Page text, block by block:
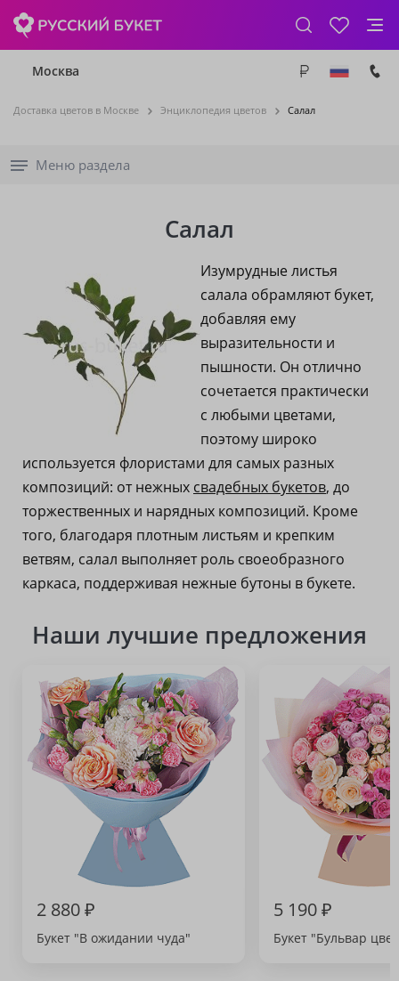
Москва
Доставка цветов в Москве Энциклопедия цветов Салал
Меню раздела
Салал
Изумрудные листья
салала обрамляют букет,
добавляя ему
выразительности и
пышности. Он отлично
сочетается практически
с любыми цветами,
поэтому широко
используется флористами для самых разных
композиций: от нежных свадебных букетов, до
торжественных и нарядных композиций. Кроме
того, благодаря плотным листьям и крепким
ветвям, салал выполняет роль своеобразного
каркаса, поддерживая нежные бутоны в букете.
Наши лучшие предложения
2 880 ₽
Букет "В ожидании чуда"
5 190 ₽
Букет "Бульвар